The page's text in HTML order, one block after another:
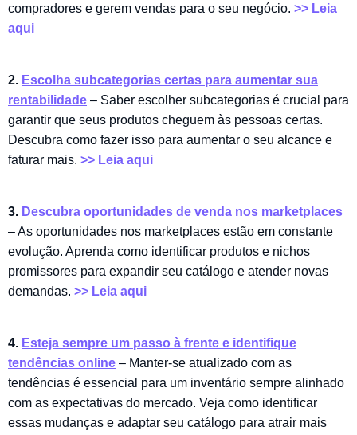
compradores e gerem vendas para o seu negócio. >> Leia
aqui
2. Escolha subcategorias certas para aumentar sua
rentabilidade – Saber escolher subcategorias é crucial para
garantir que seus produtos cheguem às pessoas certas.
Descubra como fazer isso para aumentar o seu alcance e
faturar mais. >> Leia aqui
3. Descubra oportunidades de venda nos marketplaces
– As oportunidades nos marketplaces estão em constante
evolução. Aprenda como identificar produtos e nichos
promissores para expandir seu catálogo e atender novas
demandas. >> Leia aqui
4. Esteja sempre um passo à frente e identifique
tendências online – Manter-se atualizado com as
tendências é essencial para um inventário sempre alinhado
com as expectativas do mercado. Veja como identificar
essas mudanças e adaptar seu catálogo para atrair mais